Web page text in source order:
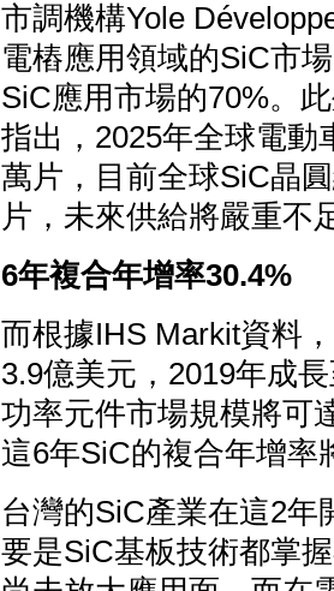
市調機構Yole
電樁應用領域的SiC市
SiC應用市場的70%。
指出，2025年全球電動
萬片，目前全球SiC晶
片，未來供給將嚴重不
6年複合年增率30.4%
而根據IHS Markit資料
3.9億美元，2019年成
功率元件市場規模將可
這6年SiC的複合年增率
台灣的SiC產業在這2年
要是SiC基板技術都掌